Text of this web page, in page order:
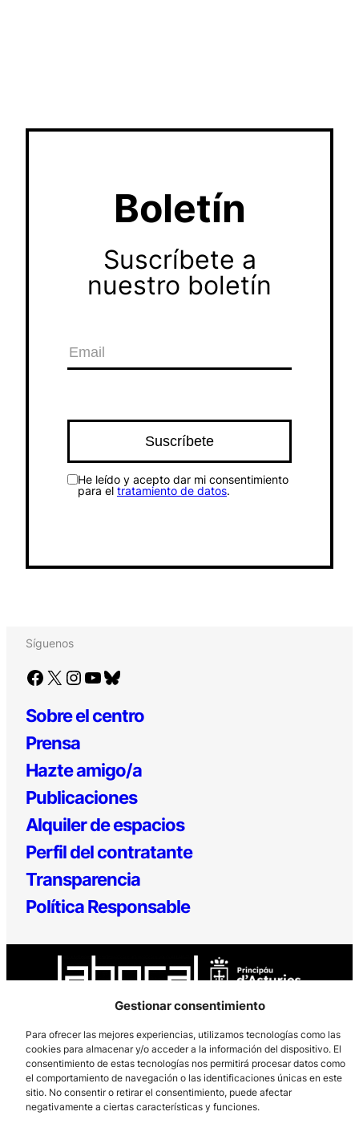
Gestionar consentimiento
Para ofrecer las mejores experiencias, utilizamos tecnologías como las
cookies para almacenar y/o acceder a la información del dispositivo. El
consentimiento de estas tecnologías nos permitirá procesar datos como
el comportamiento de navegación o las identificaciones únicas en este
sitio. No consentir o retirar el consentimiento, puede afectar
negativamente a ciertas características y funciones.
Boletín
Suscríbete a
nuestro boletín
He leído y acepto dar mi consentimiento
para el tratamiento de datos.
Síguenos
Facebook X Instagram YouTube Bluesky
Sobre el centro
Prensa
Hazte amigo/a
Publicaciones
Alquiler de espacios
Perfil del contratante
Transparencia
Política Responsable
Los Prados, 121 – 33203 Gijón
985 185 577 – info@laboralcentrodearte.org
Contacto